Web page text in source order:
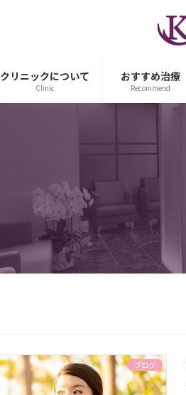
クリニックについて
Clinic
おすすめ治療
Recommend
ブログ